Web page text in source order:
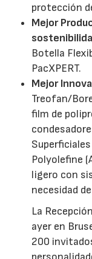
protección
Mejor
Botella
PacXPERT.
Mejor
Treofan/
film de
Polyolefine
ligero con
necesidad
La
ayer en
200